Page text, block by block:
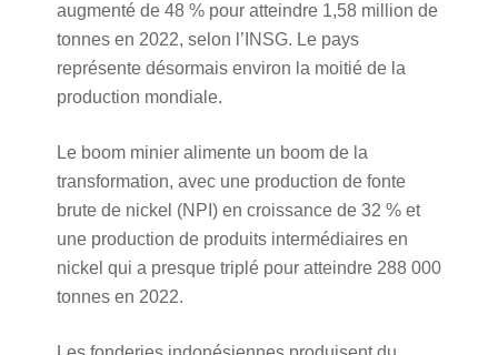
augmenté de 48 % pour atteindre 1,58 million de
tonnes en 2022, selon l’INSG. Le pays
représente désormais environ la moitié de la
production mondiale.
Le boom minier alimente un boom de la
transformation, avec une production de fonte
brute de nickel (NPI) en croissance de 32 % et
une production de produits intermédiaires en
nickel qui a presque triplé pour atteindre 288 000
tonnes en 2022.